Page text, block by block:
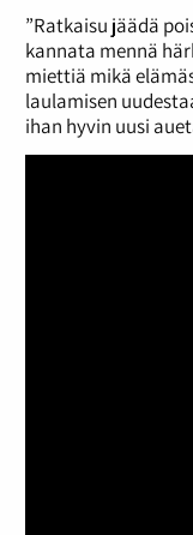
”Ratkaisu jäädä
kannata mennä
miettiä mikä
laulamisen
ihan hyvin uusi